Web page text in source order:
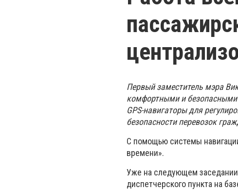
Первый заместитель мэра
комфортными и безопасными
GPS-навигаторы для
безопасности перевозок
С помощью системы
времени».
Уже на следующем
диспетчерского пункта на